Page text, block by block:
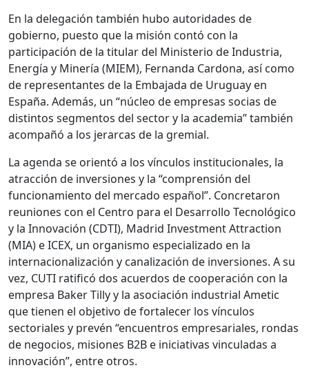
En la delegación también hubo autoridades de
gobierno, puesto que la misión contó con la
participación de la titular del Ministerio de Industria,
Energía y Minería (MIEM), Fernanda Cardona, así como
de representantes de la Embajada de Uruguay en
España. Además, un “núcleo de empresas socias de
distintos segmentos del sector y la academia” también
acompañó a los jerarcas de la gremial.
La agenda se orientó a los vínculos institucionales, la
atracción de inversiones y la “comprensión del
funcionamiento del mercado español”. Concretaron
reuniones con el Centro para el Desarrollo Tecnológico
y la Innovación (CDTI), Madrid Investment Attraction
(MIA) e ICEX, un organismo especializado en la
internacionalización y canalización de inversiones. A su
vez, CUTI ratificó dos acuerdos de cooperación con la
empresa Baker Tilly y la asociación industrial Ametic
que tienen el objetivo de fortalecer los vínculos
sectoriales y prevén “encuentros empresariales, rondas
de negocios, misiones B2B e iniciativas vinculadas a
innovación”, entre otros.